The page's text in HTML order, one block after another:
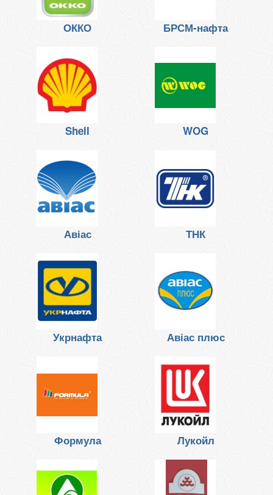
ОККО БРСМ-нафта
Shell WOG
Авіас ТНК
Укрнафта Авіас плюс
Формула Лукойл